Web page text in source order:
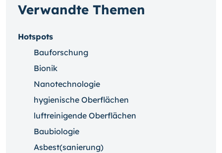
Verwandte Themen
Hotspots
Bauforschung
Bionik
Nanotechnologie
hygienische Oberflächen
luftreinigende Oberflächen
Baubiologie
Asbest(sanierung)